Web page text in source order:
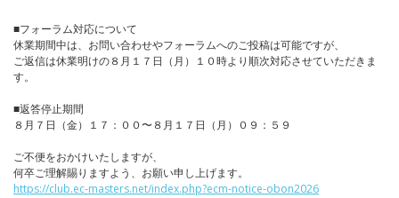
■フォーラム対応について
休業期間中は、お問い合わせやフォーラムへのご投稿は可能ですが、
ご返信は休業明けの８月１７日（月）１０時より順次対応させていただきま
す。
■返答停止期間
８月７日（金）１７：００〜８月１７日（月）０９：５９
ご不便をおかけいたしますが、
何卒ご理解賜りますよう、お願い申し上げます。
https://club.ec-masters.net/index.php?ecm-notice-obon2026